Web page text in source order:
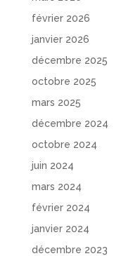
février 2026
janvier 2026
décembre 2025
octobre 2025
mars 2025
décembre 2024
octobre 2024
juin 2024
mars 2024
février 2024
janvier 2024
décembre 2023